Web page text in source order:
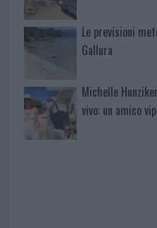
Le previsioni
Gallura
Michelle
vivo: un amico